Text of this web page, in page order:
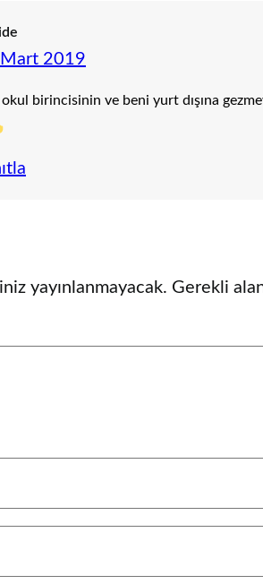
2019
okul birincisinin ve beni yurt dışına
yayınlanmayacak. Gerekli